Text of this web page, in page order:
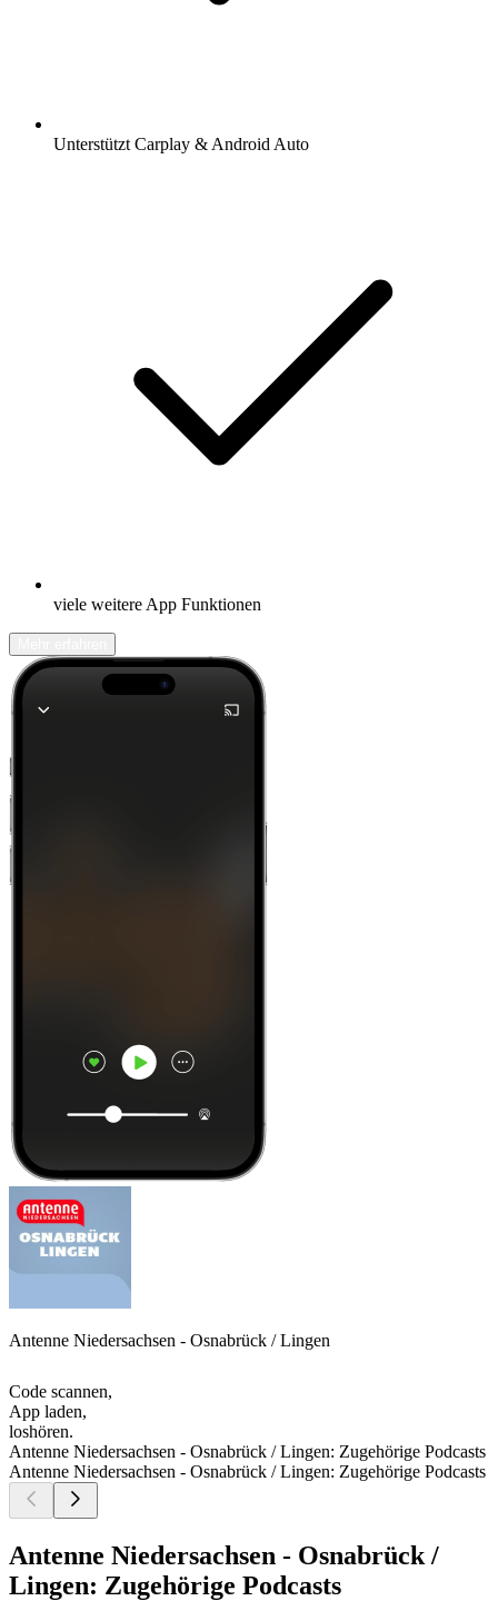
Unterstützt Carplay & Android Auto
viele weitere App Funktionen
Antenne Niedersachsen - Osnabrück / Lingen
Code scannen,
App laden,
loshören.
Antenne Niedersachsen - Osnabrück / Lingen: Zugehörige Podcasts
Antenne Niedersachsen - Osnabrück / Lingen: Zugehörige Podcasts
Antenne Niedersachsen - Osnabrück /
Lingen: Zugehörige Podcasts